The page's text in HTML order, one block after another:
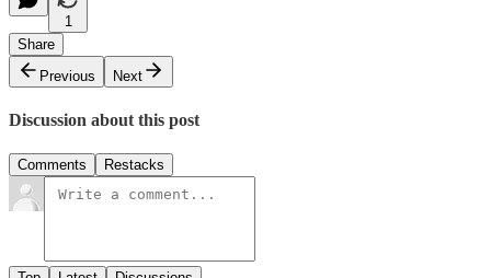
1
Share
Previous
Next
Discussion about this post
Comments Restacks